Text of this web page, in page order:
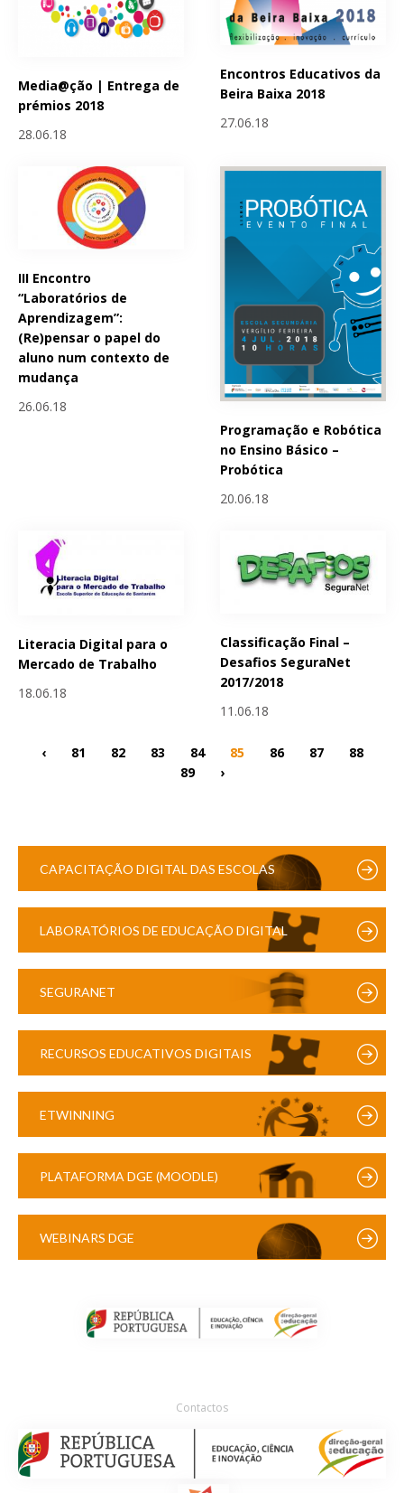
Media@ção | Entrega de
prémios 2018
28.06.18
Encontros Educativos da
Beira Baixa 2018
27.06.18
III Encontro
“Laboratórios de
Aprendizagem”:
(Re)pensar o papel do
aluno num contexto de
mudança
26.06.18
Programação e Robótica
no Ensino Básico –
Probótica
20.06.18
Literacia Digital para o
Mercado de Trabalho
18.06.18
Classificação Final –
Desafios SeguraNet
2017/2018
11.06.18
‹ 81 82 83 84 85 86 87
88
89
›
CAPACITAÇÃO DIGITAL DAS ESCOLAS
LABORATÓRIOS DE EDUCAÇÃO DIGITAL
SEGURANET
RECURSOS EDUCATIVOS DIGITAIS
ETWINNING
PLATAFORMA DGE (MOODLE)
WEBINARS DGE
Contactos